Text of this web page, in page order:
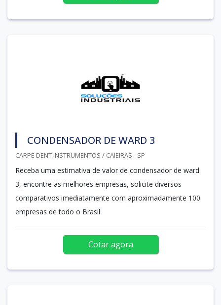
CONDENSADOR DE WARD 3
CARPE DENT INSTRUMENTOS / CAIEIRAS - SP
Receba uma estimativa de valor de condensador de ward
3, encontre as melhores empresas, solicite diversos
comparativos imediatamente com aproximadamente 100
empresas de todo o Brasil
Cotar agora